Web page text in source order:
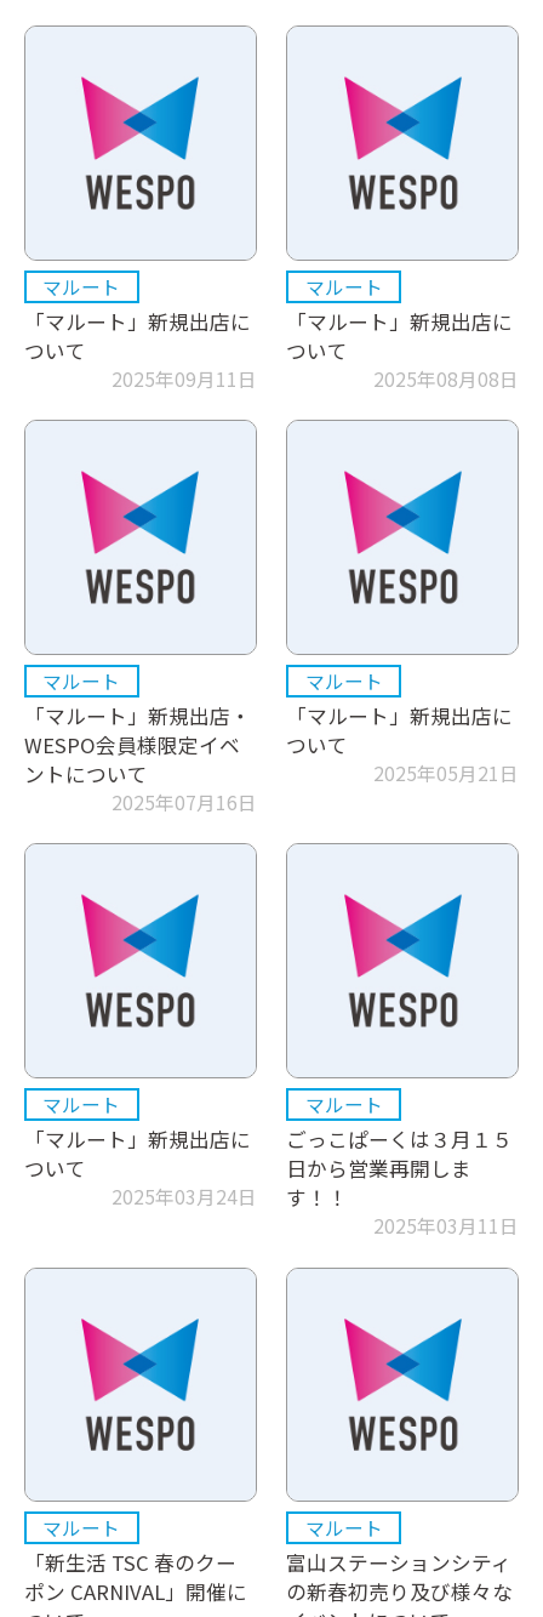
マルート
「マルート」新規出店に
ついて
2025年09月11日
マルート
「マルート」新規出店に
ついて
2025年08月08日
マルート
「マルート」新規出店・
WESPO会員様限定イベ
ントについて
2025年07月16日
マルート
「マルート」新規出店に
ついて
2025年05月21日
マルート
「マルート」新規出店に
ついて
2025年03月24日
マルート
ごっこぱーくは３月１５
日から営業再開しま
す！！
2025年03月11日
マルート
「新生活 TSC 春のクー
ポン CARNIVAL」開催に
マルート
富山ステーションシティ
の新春初売り及び様々な